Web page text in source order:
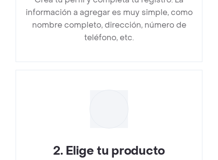
información a agregar es muy simple, como
nombre completo, dirección, número de
teléfono, etc.
2. Elige tu producto